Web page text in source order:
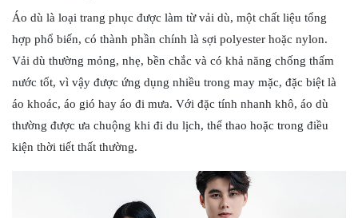
Áo dù là loại trang phục được làm từ vải dù, một chất liệu tổng
hợp phổ biến, có thành phần chính là sợi polyester hoặc nylon.
Vải dù thường mỏng, nhẹ, bền chắc và có khả năng chống thấm
nước tốt, vì vậy được ứng dụng nhiều trong may mặc, đặc biệt là
áo khoác, áo gió hay áo đi mưa. Với đặc tính nhanh khô, áo dù
thường được ưa chuộng khi đi du lịch, thể thao hoặc trong điều
kiện thời tiết thất thường.